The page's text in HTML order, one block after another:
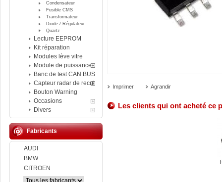
Condensateur
Fusible CMS
Transformateur
Diode / Régulateur
Quartz
Lecture EEPROM
Kit réparation
Modules lève vitre
Module de puissance
Banc de test CAN BUS
Capteur radar de recul
Bouton Warning
Occasions
Divers
Fabricants
AUDI
BMW
CITROEN
Imprimer Agrandir
Les clients qui ont acheté ce